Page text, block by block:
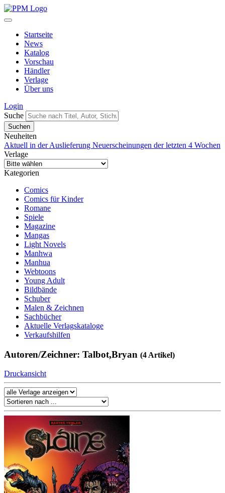
Startseite
News
Katalog
Vorschau
Händler
Verlage
Über uns
Login
Suche
Neuheiten
Aktuell in der Auslieferung Neuerscheinungen der letzten 4 Wochen
Verlage
Kategorien
Comics
Comics für Kinder
Romane
Spiele
Magazine
Mangas
Light Novels
Manhwa
Manhua
Webtoons
Young Adult
Bildbände
Schuber
Malen & Zeichnen
Sachbücher
Aktuelle Verlagskataloge
Verkaufshilfen
Autoren/Zeichner: Talbot,Bryan (4 Artikel)
Druckansicht